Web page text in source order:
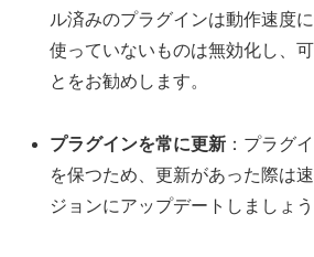
ル済みのプラグインは動作速度
使っていないものは無効化し、
とをお勧めします。
プラグインを常に更新 ：プラグ
を保つため、更新があった際は
ジョンにアップデートしましょう